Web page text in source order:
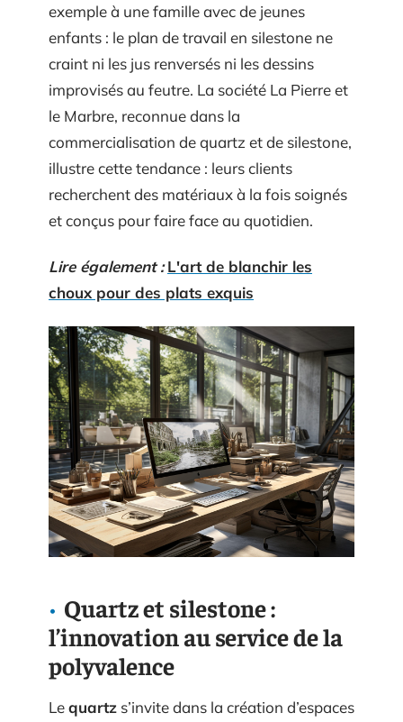
exemple à une famille avec de jeunes
enfants : le plan de travail en silestone ne
craint ni les jus renversés ni les dessins
improvisés au feutre. La société La Pierre et
le Marbre, reconnue dans la
commercialisation de quartz et de silestone,
illustre cette tendance : leurs clients
recherchent des matériaux à la fois soignés
et conçus pour faire face au quotidien.
Lire également : L'art de blanchir les
choux pour des plats exquis
Quartz et silestone :
l’innovation au service de la
polyvalence
Lequartz s’invite dans la création d’espaces